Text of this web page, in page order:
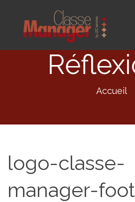
Accueil
logo-classe-
manager-